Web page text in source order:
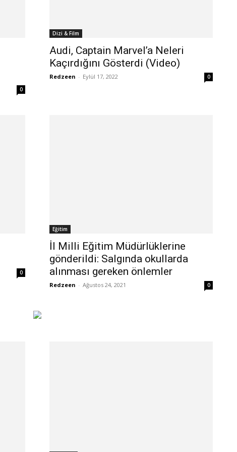
0
Dizi & Film
Audi, Captain Marvel’a Neleri
Kaçırdığını Gösterdi (Video)
Redzeen - Eylül 17, 2022 0
0
Eğitim
İl Milli Eğitim Müdürlüklerine
gönderildi: Salgında okullarda
alınması gereken önlemler
Redzeen - Ağustos 24, 2021 0